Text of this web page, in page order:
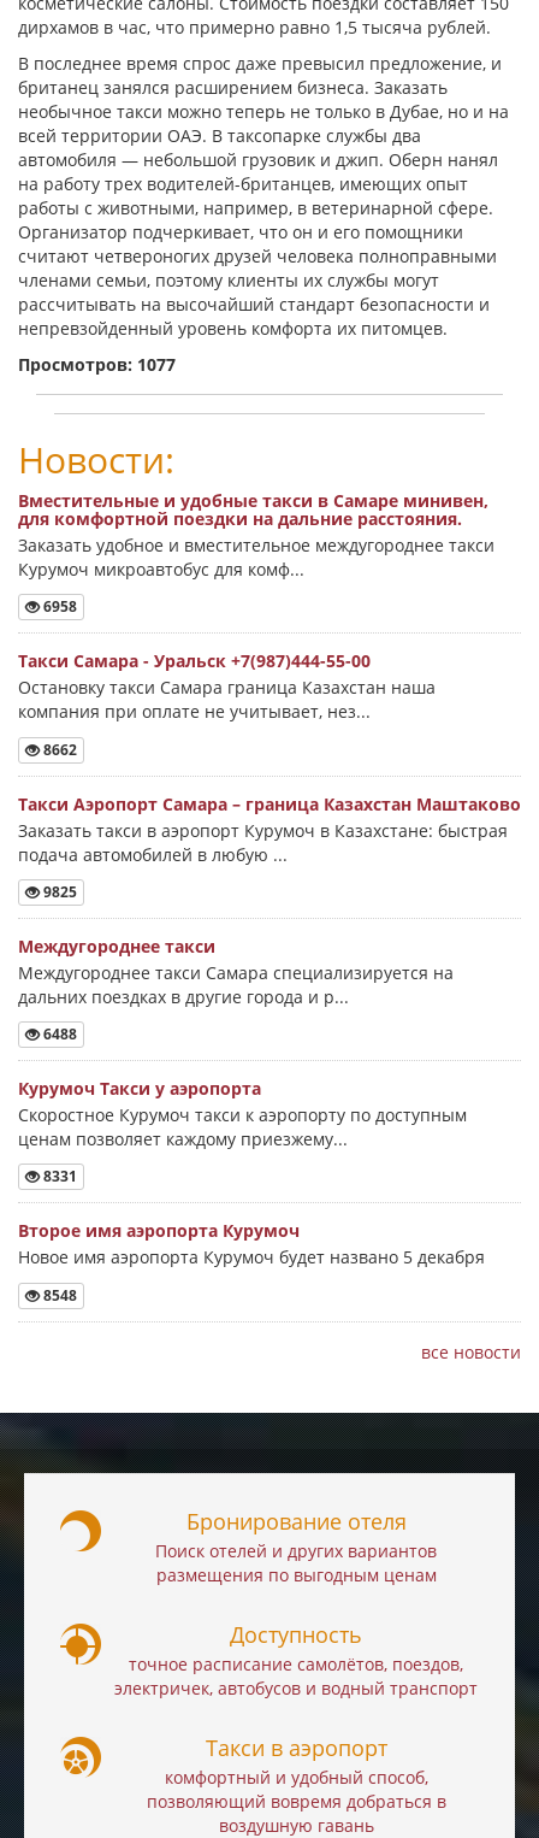
дирхамов в час, что примерно равно 1,5 тысяча рублей.
В последнее время спрос даже превысил предложение, и
британец занялся расширением бизнеса. Заказать
необычное такси можно теперь не только в Дубае, но и на
всей территории ОАЭ. В таксопарке службы два
автомобиля — небольшой грузовик и джип. Оберн нанял
на работу трех водителей-британцев, имеющих опыт
работы с животными, например, в ветеринарной сфере.
Организатор подчеркивает, что он и его помощники
считают четвероногих друзей человека полноправными
членами семьи, поэтому клиенты их службы могут
рассчитывать на высочайший стандарт безопасности и
непревзойденный уровень комфорта их питомцев.
Просмотров: 1077
Новости:
Вместительные и удобные такси в Самаре минивен,
для комфортной поездки на дальние расстояния.
Заказать удобное и вместительное междугороднее такси
Курумоч микроавтобус для комф...
6958
Такси Самара - Уральск +7(987)444-55-00
Остановку такси Самара граница Казахстан наша
компания при оплате не учитывает, нез...
8662
Такси Аэропорт Самара – граница Казахстан Маштаково
Заказать такси в аэропорт Курумоч в Казахстане: быстрая
подача автомобилей в любую ...
9825
Междугороднее такси
Междугороднее такси Самара специализируется на
дальних поездках в другие города и р...
6488
Курумоч Такси у аэропорта
Скоростное Курумоч такси к аэропорту по доступным
ценам позволяет каждому приезжему...
8331
Второе имя аэропорта Курумоч
Новое имя аэропорта Курумоч будет названо 5 декабря
8548
все новости
Бронирование отеля
Поиск отелей и других вариантов
размещения по выгодным ценам
Доступность
точное расписание самолётов, поездов,
электричек, автобусов и водный транспорт
Такси в аэропорт
комфортный и удобный способ,
позволяющий вовремя добраться в
воздушную гавань